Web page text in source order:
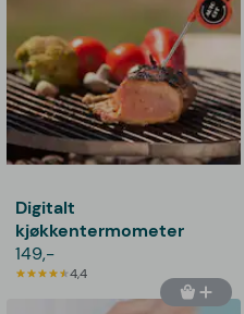
Digitalt
kjøkkentermometer
149,-
4,4